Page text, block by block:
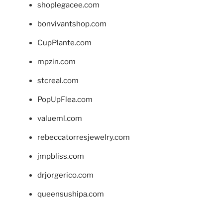
shoplegacee.com
bonvivantshop.com
CupPlante.com
mpzin.com
stcreal.com
PopUpFlea.com
valueml.com
rebeccatorresjewelry.com
jmpbliss.com
drjorgerico.com
queensushipa.com